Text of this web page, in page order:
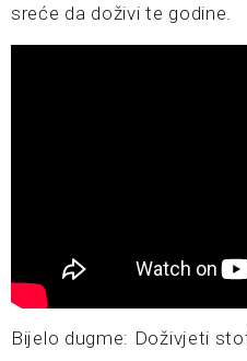
sreće da doživi te godine.
Bijelo dugme: Doživjeti